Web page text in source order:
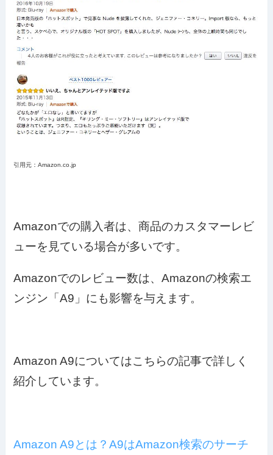
引用元：Amazon.co.jp
Amazonでの購入者は、商品のカスタマーレビ
ューを見ている場合が多いです。
Amazonでのレビュー数は、Amazonの検索エ
ンジン「A9」にも影響を与えます。
Amazon A9についてはこちらの記事で詳しく
紹介しています。
Amazon A9とは？A9はAmazon検索のサーチ